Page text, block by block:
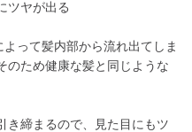
ツヤが出る
って髪内部から流れ出てしま
のため健康な髪と同じような
き締まるので、見た目にもツ